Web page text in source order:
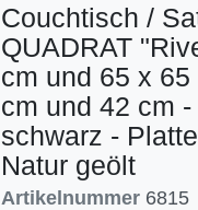
Couchtisch /
QUADRAT
cm und 65 x
cm und 42 cm
schwarz -
Natur geölt
Artikelnummer 6815